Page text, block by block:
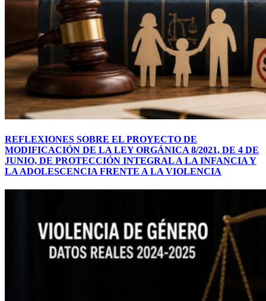
REFLEXIONES SOBRE EL PROYECTO DE
MODIFICACIÓN DE LA LEY ORGÁNICA 8/2021, DE 4 DE
JUNIO, DE PROTECCIÓN INTEGRAL A LA INFANCIA Y
LA ADOLESCENCIA FRENTE A LA VIOLENCIA